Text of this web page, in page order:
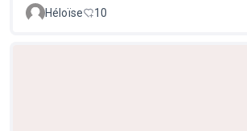
Héloïse 10